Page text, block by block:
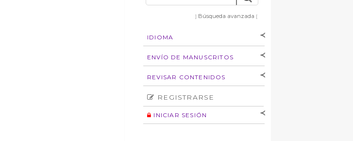
] Búsqueda avanzada [
IDIOMA
[Español ] [English]
ENVÍO DE MANUSCRITOS
autores
Derechos de autoría
Normas éticas
REVISAR CONTENIDOS
Número
Autor
REGISTRARSE
INICIAR SESIÓN